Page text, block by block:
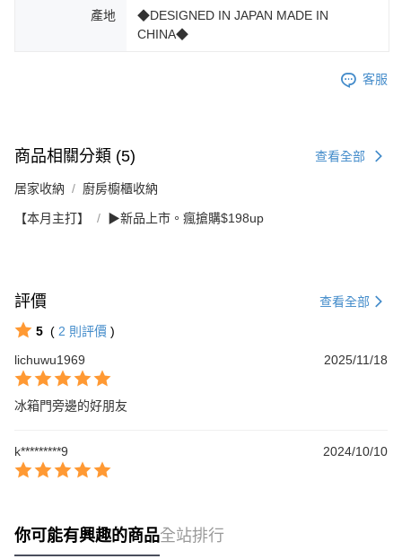
產地
◆DESIGNED IN JAPAN MADE IN
CHINA◆
客服
商品相關分類 (5) 查看全部
居家收納 廚房櫥櫃收納
【本月主打】 ▶新品上市。瘋搶購$198up
評價 查看全部
5 ( 2 則評價 )
lichuwu1969
2025/11/18
冰箱門旁邊的好朋友
k*********9 2024/10/10
你可能有興趣的商品全站排行